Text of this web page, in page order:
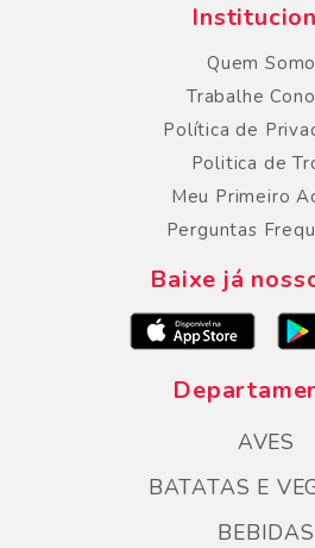
Quem
Trabalhe
Política de
Politica de
Meu Primeiro
Perguntas
Baixe já
AVES
BATATAS E
BEBIDAS